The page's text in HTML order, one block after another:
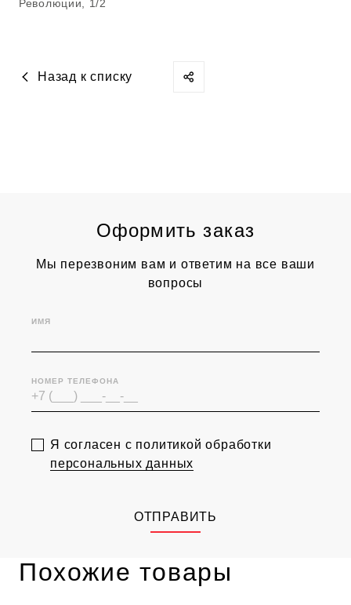
Революции, 1/2
Назад к списку
Оформить заказ
Мы перезвоним вам и ответим на все ваши
вопросы
ИМЯ
НОМЕР ТЕЛЕФОНА
Я согласен с политикой обработки
персональных данных
ОТПРАВИТЬ
Похожие товары